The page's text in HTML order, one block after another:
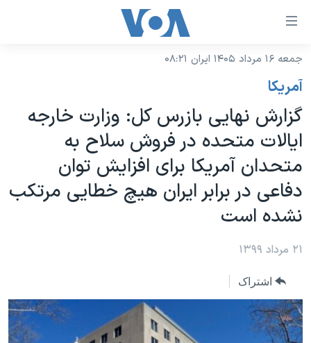
لینکهای
دسترسی
جهش
محتوای
اصلی
جهش
صفحه
اصلی
نسخه سبک وب‌سایت
موضوع ها
ایران
آمریکا
جهان
ورزشی
گزیده‌ها
ویژه برنامه‌ها
ویدیوها
فرهنگ و زندگی
برنامه های تلویزیونی
جدول برنامه ها
صفحه‌های ویژه
جام جهانی ۲۰۲۶
عملیات خشم حماسی
۲۵۰سالگی آمریکا
بایگانی برنامه‌های تلویزیونی
مستندها
فرکانس‌های صدای آمریکا
پخش رادیویی
یادگیری زبان انگلیسی
دنبال کنید
جمعه ۱۶ مرداد ۱۴۰۵ ایران ۰۸:۲۱
آمريکا
گزارش نهایی بازرس کل: وزارت خارجه
ایالات متحده در فروش سلاح به
متحدان آمریکا برای افزایش توان
دفاعی در برابر ایران هیچ خطایی مرتکب
نشده است
۲۱ مرداد ۱۳۹۹
اشتراک